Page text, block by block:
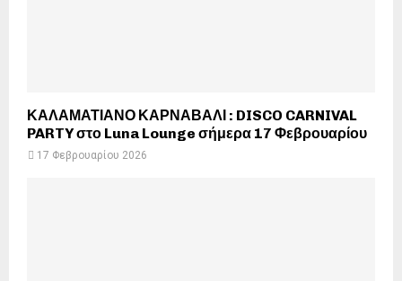
ΚΑΛΑΜΑΤΙΑΝΟ ΚΑΡΝΑΒΑΛΙ : DISCO CARNIVAL
PARTY στο Luna Lounge σήμερα 17 Φεβρουαρίου
17 Φεβρουαρίου 2026